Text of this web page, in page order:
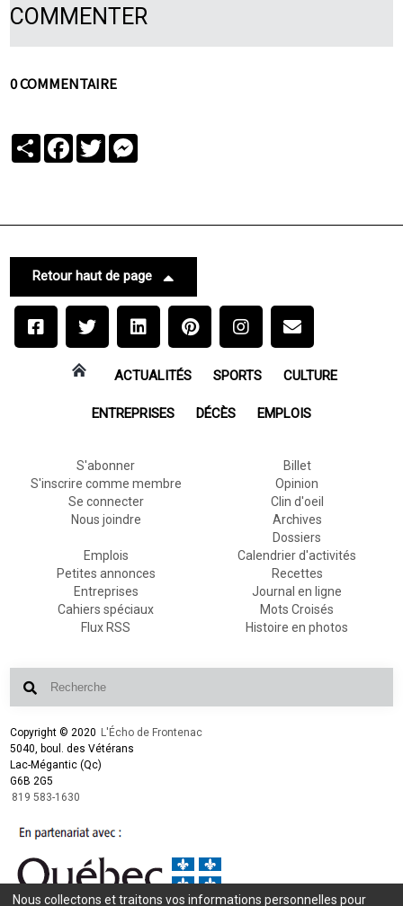
COMMENTER
0 COMMENTAIRE
PartagerFacebook
Twitter
Retour haut de page
ACTUALITÉS SPORTS CULTURE
ENTREPRISES DÉCÈS EMPLOIS
S'abonner
S'inscrire comme membre
Se connecter
Nous joindre
Billet
Opinion
Clin d'oeil
Archives
Dossiers
Emplois
Petites annonces
Entreprises
Cahiers spéciaux
Flux RSS
Calendrier d'activités
Recettes
Journal en ligne
Mots Croisés
Histoire en photos
Copyright © 2020 L'Écho de Frontenac
5040, boul. des Vétérans
Lac-Mégantic (Qc)
G6B 2G5
819 583-1630
Nous collectons et traitons vos informations personnelles pour